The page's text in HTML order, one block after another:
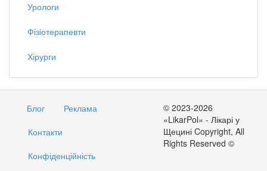
Урологи
Фізіотерапевти
Хірурги
Блог
Реклама
Контакти
Конфіденційність
© 2023-2026
«LikarPol» - Лікарі у
Щецині Copyright, All
Rights Reserved ©